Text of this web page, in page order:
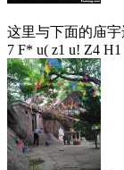
这里与下面的庙宇
7 F* u( z1 u! Z4 H1